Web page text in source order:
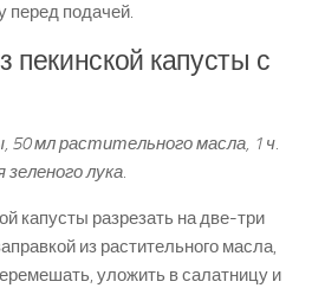
перед подачей.
пекинской капусты с
50 мл растительного масла, 1 ч.
лука.
капусты разрезать на две-три
из растительного масла,
уложить в салатницу и